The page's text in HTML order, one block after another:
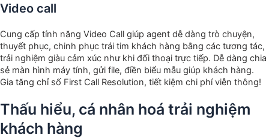
Video call
Cung cấp tính năng Video Call giúp agent dễ dàng trò chuyện,
thuyết phục, chinh phục trái tim khách hàng bằng các tương tác,
trải nghiệm giàu cảm xúc như khi đối thoại trực tiếp. Dễ dàng chia
sẻ màn hình máy tính, gửi file, điền biểu mẫu giúp khách hàng.
Gia tăng chỉ số First Call Resolution, tiết kiệm chi phí viễn thông!
Thấu hiểu, cá nhân hoá trải nghiệm
khách hàng